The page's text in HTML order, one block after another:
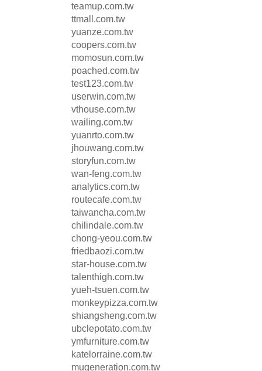
teamup.com.tw
ttmall.com.tw
yuanze.com.tw
coopers.com.tw
momosun.com.tw
poached.com.tw
test123.com.tw
userwin.com.tw
vthouse.com.tw
wailing.com.tw
yuanrto.com.tw
jhouwang.com.tw
storyfun.com.tw
wan-feng.com.tw
analytics.com.tw
routecafe.com.tw
taiwancha.com.tw
chilindale.com.tw
chong-yeou.com.tw
friedbaozi.com.tw
star-house.com.tw
talenthigh.com.tw
yueh-tsuen.com.tw
monkeypizza.com.tw
shiangsheng.com.tw
ubclepotato.com.tw
ymfurniture.com.tw
katelorraine.com.tw
mugeneration.com.tw